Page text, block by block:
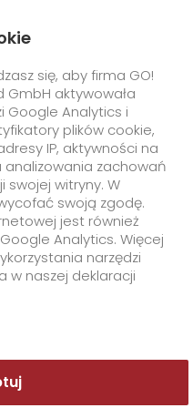
badań klinicznych
się, aby firma GO!
GmbH aktywowała
Google Analytics i
plików cookie,
IP, aktywności na
zachowań
swojej witryny. W
swoją zgodę.
jest również
Analytics. Więcej
narzędzi
w naszej deklaracji